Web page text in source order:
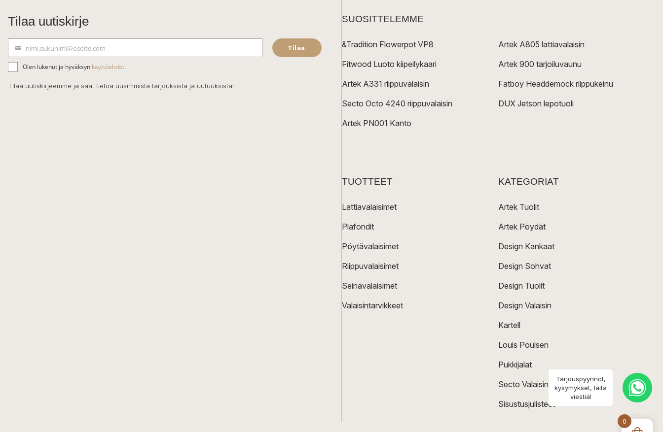
0
Tilaa uutiskirje
ä
h
k
nimi.sukunimi@osoite.com Tilaa
Olen lukenut ja hyväksyn käyttöehdot.
Tilaa uutiskirjeemme ja saat tietoa uusimmista tarjouksista ja uutuuksista!
SUOSITTELEMME
&Tradition Flowerpot VP8
Fitwood Luoto kiipeilykaari
Artek A331 riippuvalaisin
Secto Octo 4240 riippuvalaisin
Artek PN001 Kanto
Artek A805 lattiavalaisin
Artek 900 tarjoiluvaunu
Fatboy Headdemock riippukeinu
DUX Jetson lepotuoli
TUOTTEET
Lattiavalaisimet
Plafondit
Pöytävalaisimet
Riippuvalaisimet
Seinävalaisimet
Valaisintarvikkeet
KATEGORIAT
Artek Tuolit
Artek Pöydät
Design Kankaat
Design Sohvat
Design Tuolit
Design Valaisin
Kartell
Louis Poulsen
Pukkijalat
Secto Valaisin
Sisustusjulisteet
Tarjouspyynnöt,
kysymykset, laita
viestiä!